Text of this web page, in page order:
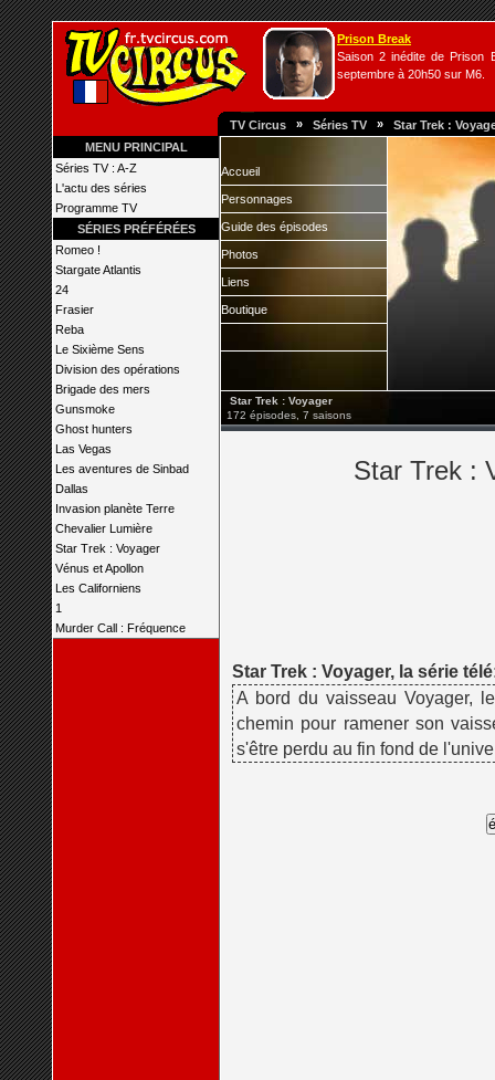
Prison Break
Saison 2 inédite de Prison
septembre à 20h50 sur M6.
TV Circus » Séries TV » Star Trek :
MENU PRINCIPAL
Séries TV : A-Z
L'actu des séries
Programme TV
SÉRIES PRÉFÉRÉES
Romeo !
Stargate Atlantis
24
Frasier
Reba
Le Sixième Sens
Division des opérations
Brigade des mers
Gunsmoke
Ghost hunters
Las Vegas
Les aventures de Sinbad
Dallas
Invasion planète Terre
Chevalier Lumière
Star Trek : Voyager
Vénus et Apollon
Les Californiens
1
Murder Call : Fréquence
Accueil
Personnages
Guide des épisodes
Photos
Liens
Boutique
Star Trek : Voyager
172 épisodes, 7 saisons
Star Trek :
Star Trek : Voyager, la série
A bord du vaisseau Voyager,
chemin pour ramener son
s'être perdu au fin fond de